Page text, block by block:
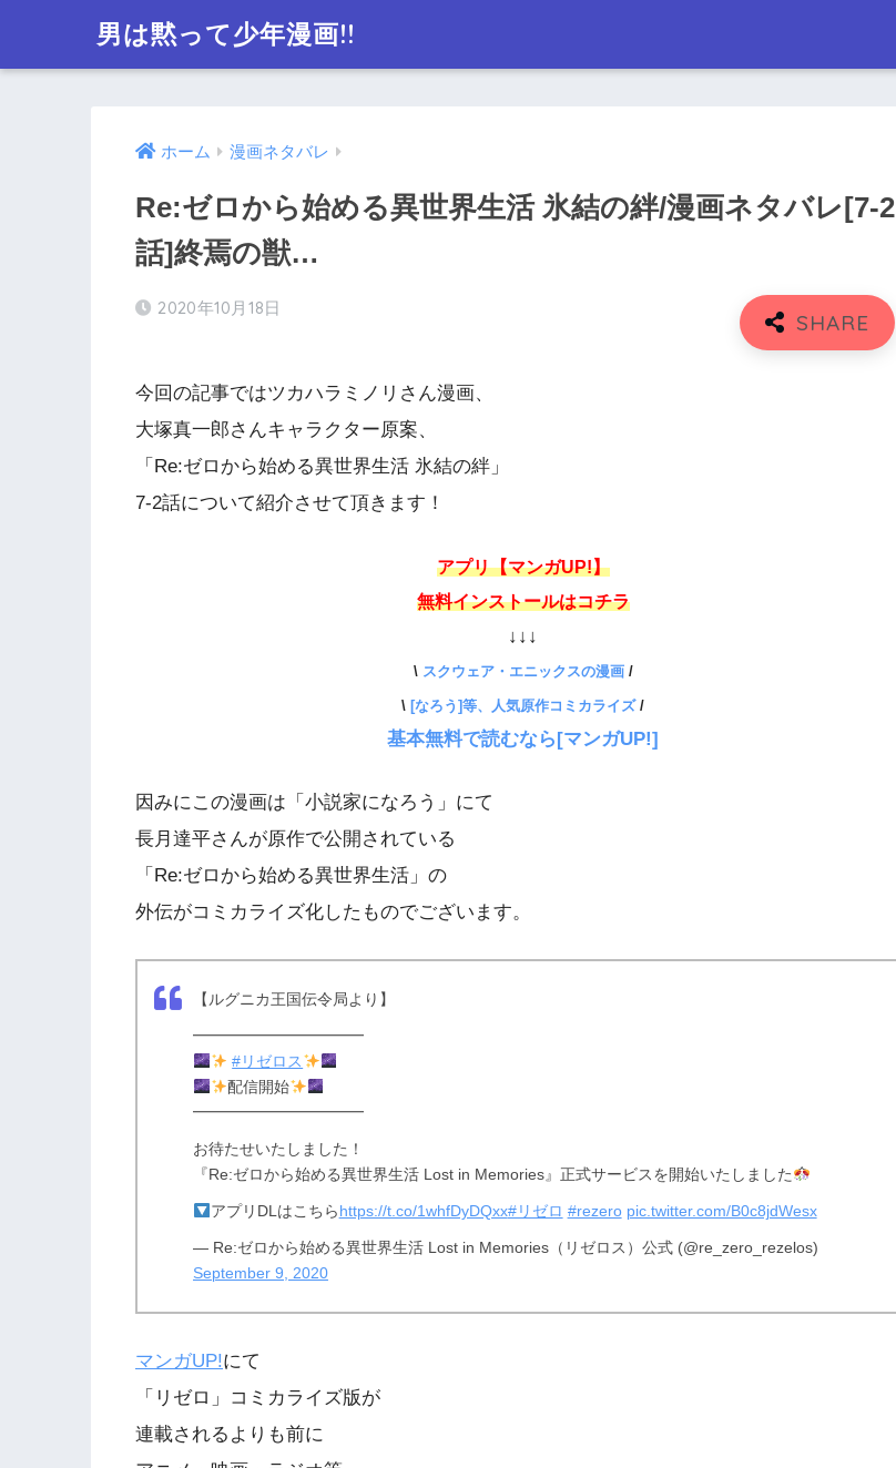
男は黙って少年漫画!!
ホーム 漫画ネタバレ
Re:ゼロから始める異世界生活 氷結の絆/漫画ネタバレ[7-2
話]終焉の獣…
2020年10月18日
今回の記事ではツカハラミノリさん漫画、
大塚真一郎さんキャラクター原案、
「Re:ゼロから始める異世界生活 氷結の絆」
7-2話について紹介させて頂きます！
アプリ【マンガUP!】
無料インストールはコチラ
↓↓↓
\ スクウェア・エニックスの漫画/
\[なろう]等、人気原作コミカライズ/
基本無料で読むなら[マンガUP!]
因みにこの漫画は「小説家になろう」にて
長月達平さんが原作で公開されている
「Re:ゼロから始める異世界生活」の
外伝がコミカライズ化したものでございます。
【ルグニカ王国伝令局より】
━━━━━━━━━━━
#リゼロス
配信開始
━━━━━━━━━━━
お待たせいたしました！
『Re:ゼロから始める異世界生活 Lost in Memories』正式サービスを開始いたしました
アプリDLはこちら https://t.co/1whfDyDQxx#リゼロ #rezero pic.twitter.com/B0c8jdWesx
— Re:ゼロから始める異世界生活 Lost in Memories（リゼロス）公式 (@re_zero_rezelos)
September 9, 2020
マンガUP!にて
「リゼロ」コミカライズ版が
連載されるよりも前に